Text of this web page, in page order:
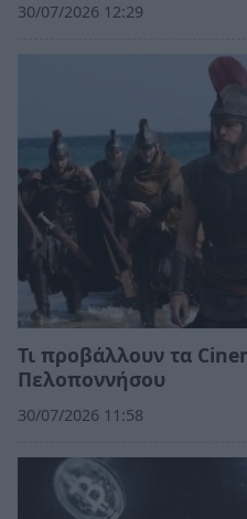
30/07/2026 12:29
Τι προβάλλουν τα
Πελοποννήσου
30/07/2026 11:58